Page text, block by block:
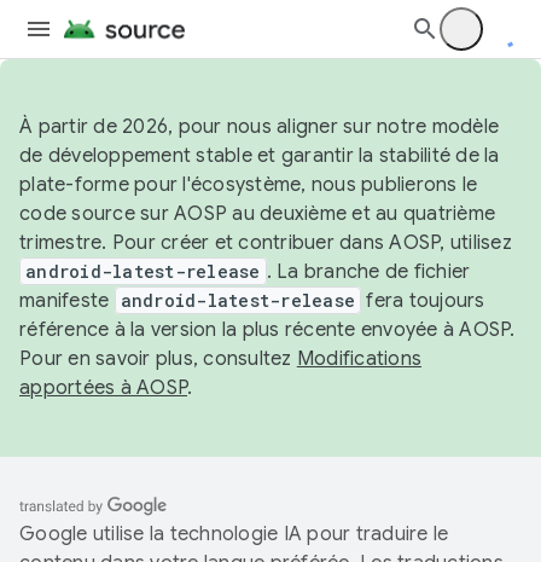
À partir de 2026, pour nous aligner sur notre modèle
de développement stable et garantir la stabilité de la
plate-forme pour l'écosystème, nous publierons le
code source sur AOSP au deuxième et au quatrième
trimestre. Pour créer et contribuer dans AOSP, utilisez
android-latest-release . La branche de fichier
manifeste android-latest-release fera toujours
référence à la version la plus récente envoyée à AOSP.
Pour en savoir plus, consultez Modifications
apportées à AOSP.
Google utilise la technologie IA pour traduire le